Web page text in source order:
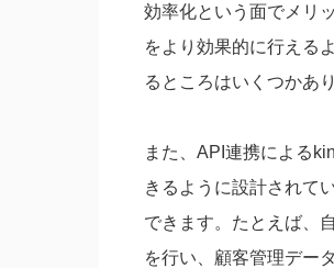
効率化という面でメリ
をより効果的に行える
るところはいくつかあ
また、API連携による
きるように設計されて
できます。たとえば、
を行い、顧客管理デー